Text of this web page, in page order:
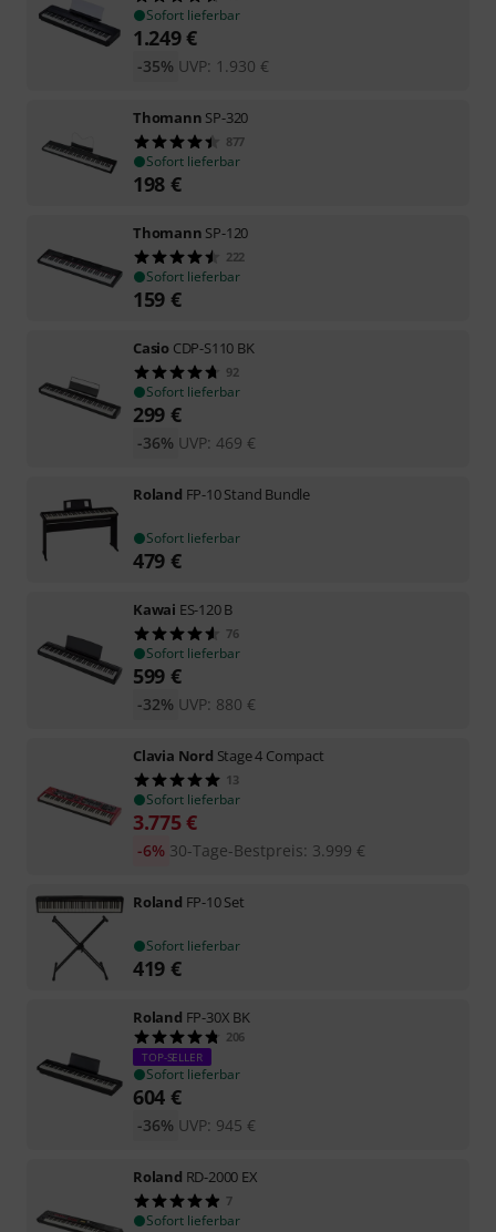
Sofort lieferbar
1.249€
UVP: 1.930 €
-35%
Thomann SP-320
877
Sofort lieferbar
198 €
Thomann SP-120
222
Sofort lieferbar
159 €
Casio CDP-S110 BK
92
Sofort lieferbar
299 €
UVP: 469 €
-36%
Roland FP-10 Stand Bundle
Sofort lieferbar
479 €
Kawai ES-120 B
76
Sofort lieferbar
599 €
UVP: 880 €
-32%
Clavia Nord Stage 4 Compact
13
Sofort lieferbar
3.775€
30-Tage-Bestpreis: 3.999 €
-6%
Roland FP-10 Set
Sofort lieferbar
419 €
Roland FP-30X BK
206
TOP-SELLER
Sofort lieferbar
604 €
UVP: 945 €
-36%
Roland RD-2000 EX
7
Sofort lieferbar